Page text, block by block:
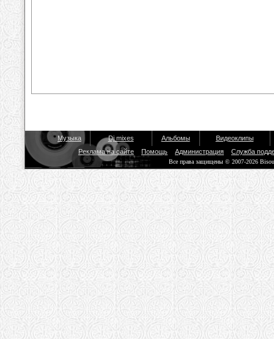
Музыка Dj mixes Альбомы
Видеоклипы
Реклама на сайте
Помощь Администрация Служба
Все права защищены © 2007-2026